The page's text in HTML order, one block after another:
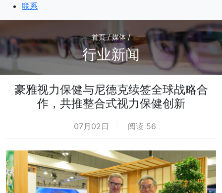
联系
首页 / 媒体 /
行业新闻
豪雅视力保健与尼德克续签全球战略合
作，共推整合式视力保健创新
07月02日 阅读 56